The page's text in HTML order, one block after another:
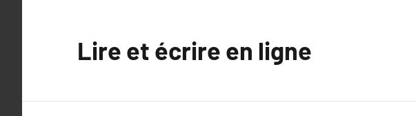
Lire et écrire en ligne